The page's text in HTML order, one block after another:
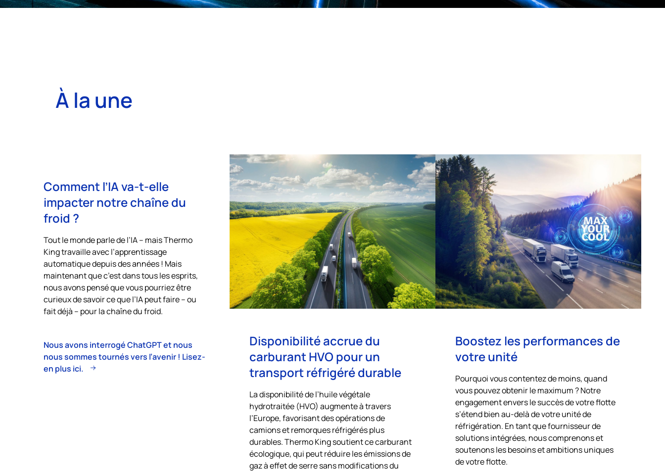
À la une
Comment l’IA va-t-elle
impacter notre chaîne du
froid ?
Tout le monde parle de l’IA – maisThermo
Kingtravaille avec l’apprentissage
automatique depuis des années ! Mais
maintenant que c’est dans tous les esprits,
nous avons pensé que vous pourriez être
curieux de savoir ce que l’IA peut faire – ou
fait déjà – pour la chaîne du froid.
Nous avons interrogé ChatGPT et nous
nous sommes tournés vers l’avenir ! Lisez-
en plus ici.
Disponibilité accrue du
carburant HVO pour un
transport réfrigéré durable
La disponibilité de l’huile végétale
hydrotraitée (HVO) augmente à travers
l’Europe, favorisant des opérations de
camions et remorques réfrigérés plus
durables.Thermo Kingsoutient ce carburant
écologique, qui peut réduire les émissions de
gaz à effet de serre sans modifications du
Boostez les performances de
votre unité
Pourquoi vous contentez de moins, quand
vous pouvez obtenir le maximum ? Notre
engagement envers le succès de votre flotte
s’étend bien au-delà de votre unité de
réfrigération. En tant que fournisseur de
solutions intégrées, nous comprenons et
soutenons les besoins et ambitions uniques
de votre flotte.